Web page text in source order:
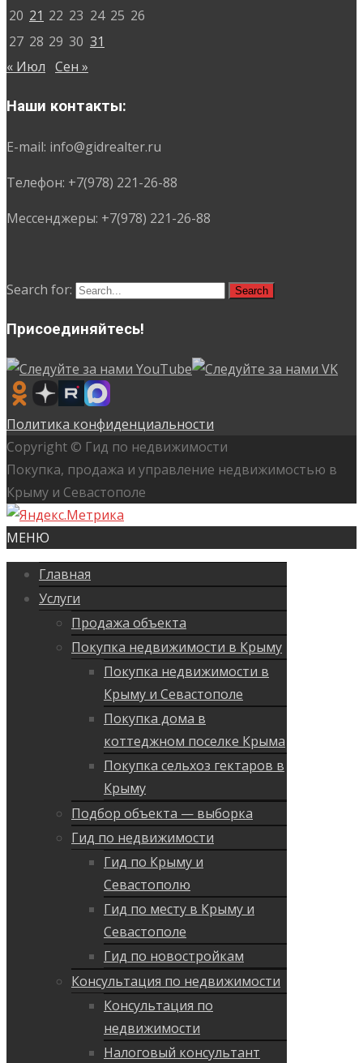
20 21 22 23 24 25 26
27 28 29 30 31
« Июл Сен »
Наши контакты:
E-mail: info@gidrealter.ru
Телефон: +7(978) 221-26-88
Мессенджеры: +7(978) 221-26-88
Search for:
Присоединяйтесь!
Политика конфиденциальности
Copyright © Гид по недвижимости
Покупка, продажа и управление недвижимостью в
Крыму и Севастополе
МЕНЮ
Главная
Услуги
Продажа объекта
Покупка недвижимости в Крыму
Покупка недвижимости в
Крыму и Севастополе
Покупка дома в
коттеджном поселке Крыма
Покупка сельхоз гектаров в
Крыму
Подбор объекта — выборка
Гид по недвижимости
Гид по Крыму и
Севастополю
Гид по месту в Крыму и
Севастополе
Гид по новостройкам
Консультация по недвижимости
Консультация по
недвижимости
Налоговый консультант